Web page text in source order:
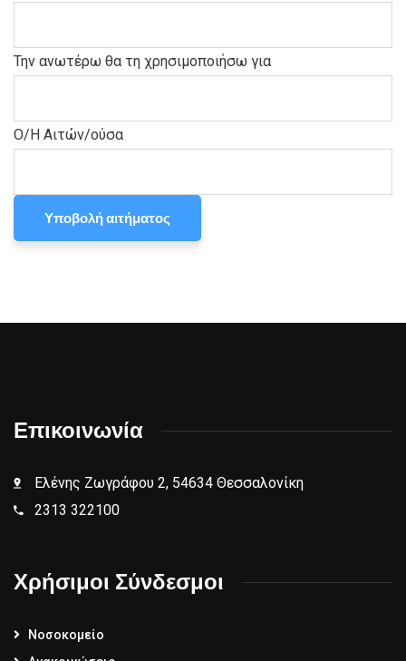
Την ανωτέρω θα τη χρησιμοποιήσω για
Ο/Η Αιτών/ούσα
Υποβολή αιτήματος
Επικοινωνία
Ελένης Ζωγράφου 2, 54634 Θεσσαλονίκη
2313 322100
Χρήσιμοι Σύνδεσμοι
Νοσοκομείο